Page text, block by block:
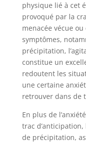
physique lié à cet
provoqué par la
menacée vécue
symptômes,
précipitation,
constitue un
redoutent les
une certaine
retrouver dans de
En plus de
trac
de précipitation,